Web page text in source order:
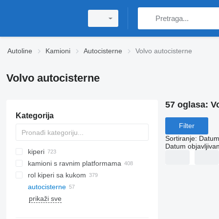
Autoline Kamioni Autocisterne Volvo autocisterne
Volvo autocisterne
Kategorija
kiperi
kamioni s ravnim platformama
rol kiperi sa kukom
autocisterne
prikaži sve
57 oglasa:
Filter
Sortiranje:
Datum